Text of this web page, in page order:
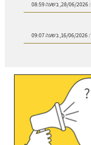
28/06/2026, בשעה 08:59
16/06/2026, בשעה 09:07